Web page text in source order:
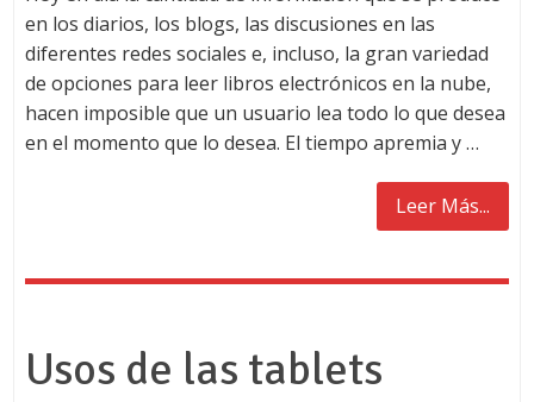
en los diarios, los blogs, las discusiones en las
diferentes redes sociales e, incluso, la gran variedad
de opciones para leer libros electrónicos en la nube,
hacen imposible que un usuario lea todo lo que desea
en el momento que lo desea. El tiempo apremia y …
Leer Más...
Usos de las tablets